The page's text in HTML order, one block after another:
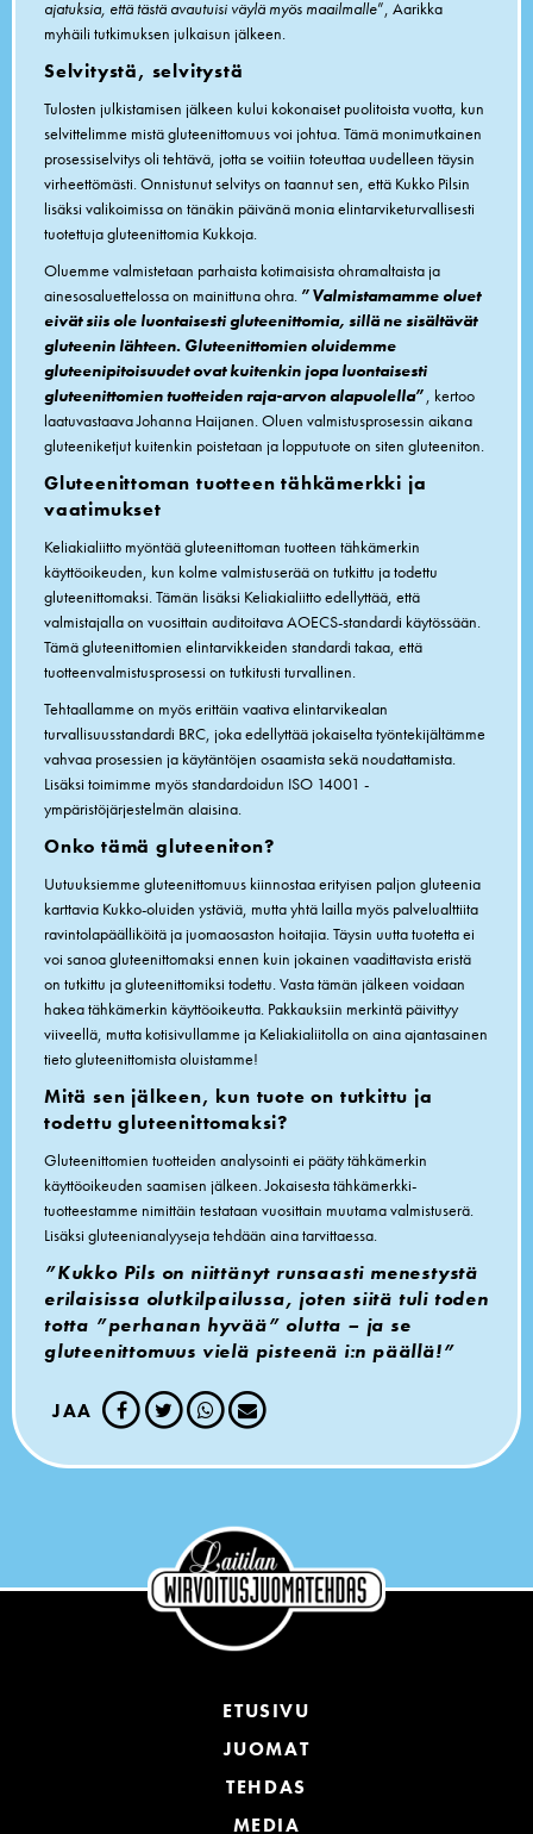
ajatuksia, että tästä avautuisi väylä myös maailmalle”, Aarikka
myhäili tutkimuksen julkaisun jälkeen.
Selvitystä, selvitystä
Tulosten julkistamisen jälkeen kului kokonaiset puolitoista vuotta, kun
selvittelimme mistä gluteenittomuus voi johtua. Tämä monimutkainen
prosessiselvitys oli tehtävä, jotta se voitiin toteuttaa uudelleen täysin
virheettömästi. Onnistunut selvitys on taannut sen, että Kukko Pilsin
lisäksi valikoimissa on tänäkin päivänä monia elintarviketurvallisesti
tuotettuja gluteenittomia Kukkoja.
Oluemme valmistetaan parhaista kotimaisista ohramaltaista ja
ainesosaluettelossa on mainittuna ohra. ”Valmistamamme oluet
eivät siis ole luontaisesti gluteenittomia, sillä ne sisältävät
gluteenin lähteen. Gluteenittomien oluidemme
gluteenipitoisuudet ovat kuitenkin jopa luontaisesti
gluteenittomien tuotteiden raja-arvon alapuolella”, kertoo
laatuvastaava Johanna Haijanen. Oluen valmistusprosessin aikana
gluteeniketjut kuitenkin poistetaan ja lopputuote on siten gluteeniton.
Gluteenittoman tuotteen tähkämerkki ja
vaatimukset
Keliakialiitto myöntää gluteenittoman tuotteen tähkämerkin
käyttöoikeuden, kun kolme valmistuserää on tutkittu ja todettu
gluteenittomaksi. Tämän lisäksi Keliakialiitto edellyttää, että
valmistajalla on vuosittain auditoitava AOECS-standardi käytössään.
Tämä gluteenittomien elintarvikkeiden standardi takaa, että
tuotteenvalmistusprosessi on tutkitusti turvallinen.
Tehtaallamme on myös erittäin vaativa elintarvikealan
turvallisuusstandardi BRC, joka edellyttää jokaiselta työntekijältämme
vahvaa prosessien ja käytäntöjen osaamista sekä noudattamista.
Lisäksi toimimme myös standardoidun ISO 14001 -
ympäristöjärjestelmän alaisina.
Onko tämä gluteeniton?
Uutuuksiemme gluteenittomuus kiinnostaa erityisen paljon gluteenia
karttavia Kukko-oluiden ystäviä, mutta yhtä lailla myös palvelualttiita
ravintolapäälliköitä ja juomaosaston hoitajia. Täysin uutta tuotetta ei
voi sanoa gluteenittomaksi ennen kuin jokainen vaadittavista eristä
on tutkittu ja gluteenittomiksi todettu. Vasta tämän jälkeen voidaan
hakea tähkämerkin käyttöoikeutta. Pakkauksiin merkintä päivittyy
viiveellä, mutta kotisivullamme ja Keliakialiitolla on aina ajantasainen
tieto gluteenittomista oluistamme!
Mitä sen jälkeen, kun tuote on tutkittu ja
todettu gluteenittomaksi?
Gluteenittomien tuotteiden analysointi ei pääty tähkämerkin
käyttöoikeuden saamisen jälkeen. Jokaisesta tähkämerkki-
tuotteestamme nimittäin testataan vuosittain muutama valmistuserä.
Lisäksi gluteenianalyyseja tehdään aina tarvittaessa.
”Kukko Pils on niittänyt runsaasti menestystä
erilaisissa olutkilpailussa, joten siitä tuli toden
totta ”perhanan hyvää” olutta – ja se
gluteenittomuus vielä pisteenä i:n päällä!”
JAA
ETUSIVU
JUOMAT
TEHDAS
MEDIA